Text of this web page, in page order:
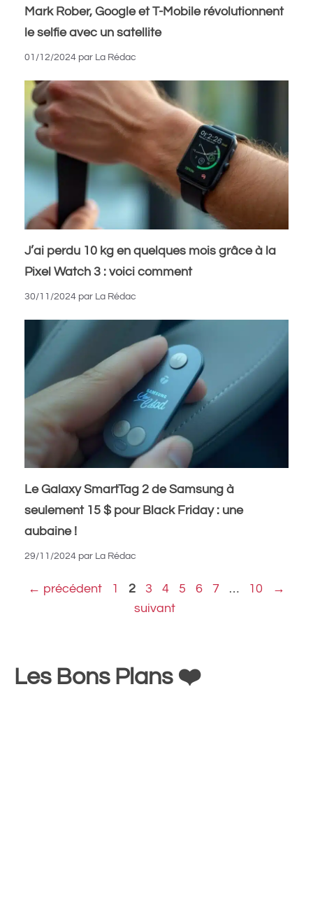
Mark Rober, Google et T-Mobile révolutionnent
le selfie avec un satellite
01/12/2024 par La Rédac
J’ai perdu 10 kg en quelques mois grâce à la
Pixel Watch 3 : voici comment
30/11/2024 par La Rédac
Le Galaxy SmartTag 2 de Samsung à
seulement 15 $ pour Black Friday : une
aubaine !
29/11/2024 par La Rédac
← précédent Page
1 Page
2 Page
3 Page
4 Page
5 Page
6 Page
7 … Page
10
→
suivant
Les Bons Plans ❤️